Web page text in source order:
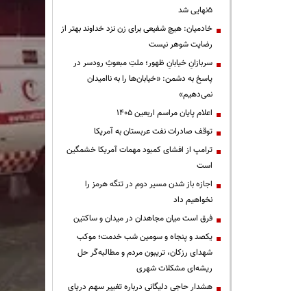
۵نهایی شد
خادمیان: هیچ شفیعی برای زن نزد خداوند بهتر از
رضایت شوهر نیست
سربازانِ خیابانِ ظهور؛ ملتِ مبعوثِ رودسر در
پاسخ به دشمن: «خیابان‌ها را به ناامیدان
نمی‌دهیم»
اعلام پایان مراسم اربعین ۱۴۰۵
توقف صادرات نفت عربستان به آمریکا
ترامپ از افشای کمبود مهمات آمریکا خشمگین
است
اجازه باز شدن مسیر دوم در تنگه هرمز را
نخواهیم داد
فرق است میان مجاهدان در میدان و ساکتین
یکصد و پنجاه و سومین شب خدمت؛ موکب
شهدای رزکان، تریبون مردم و مطالبه‌گر حل
ریشه‌ای مشکلات شهری
هشدار حاجی دلیگانی درباره تغییر سهم دریای